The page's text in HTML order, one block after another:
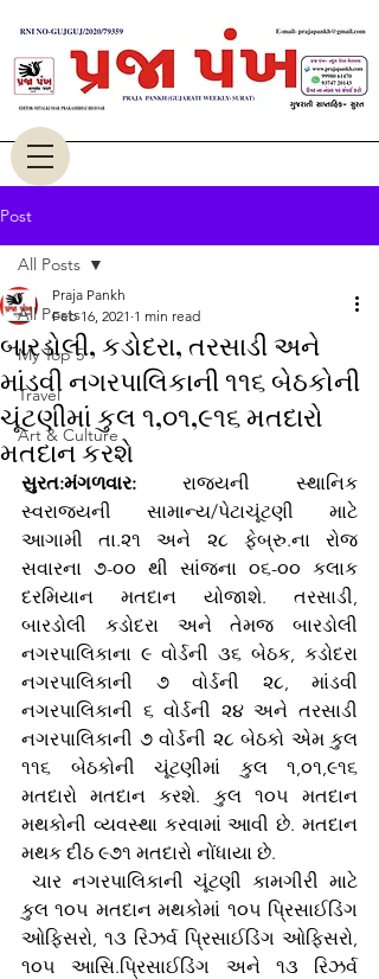
Post
All Posts
My Top 5
Travel
Art & Culture
All Posts
બારડોલી, કડોદરા, તરસાડી અને
માંડવી નગરપાલિકાની ૧૧૬ બેઠકોની
ચૂંટણીમાં કુલ ૧,૦૧,૯૧૬ મતદારો
મતદાન કરશે
Praja Pankh
Feb 16, 2021 1 min read
સુરત:મંગળવાર: રાજ્યની સ્થાનિક
સ્વરાજ્યની સામાન્ય/પેટાચૂંટણી માટે
આગામી તા.૨૧ અને ૨૮ ફેબ્રુ.ના રોજ
સવારના ૭-૦૦ થી સાંજના ૦૬-૦૦ કલાક
દરમિયાન મતદાન યોજાશે. તરસાડી,
બારડોલી કડોદરા અને તેમજ બારડોલી
નગરપાલિકાના ૯ વોર્ડની ૩૬ બેઠક, કડોદરા
નગરપાલિકાની ૭ વોર્ડની ૨૮, માંડવી
નગરપાલિકાની ૬ વોર્ડની ૨૪ અને તરસાડી
નગરપાલિકાની ૭ વોર્ડની ૨૮ બેઠકો એમ કુલ
૧૧૬ બેઠકોની ચૂંટણીમાં કુલ ૧,૦૧,૯૧૬
મતદારો મતદાન કરશે. કુલ ૧૦૫ મતદાન
મથકોની વ્યવસ્થા કરવામાં આવી છે. મતદાન
મથક દીઠ ૯૭૧ મતદારો નોંધાયા છે.
કુલ ૧૦૫ મતદાન મથકોમાં ૧૦૫ પ્રિસાઈડિંગ
ઓફિસરો, ૧૩ રિઝર્વ પ્રિસાઈડિંગ ઓફિસરો,
૧૦૫ આસિ.પ્રિસાઈડિંગ અને ૧૩ રિઝર્વ